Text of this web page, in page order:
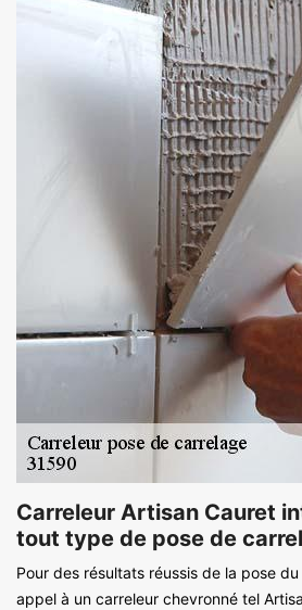
Carreleur Artisan Cauret
tout type de pose de
Pour des résultats réussis de la pose
appel à un carreleur chevronné tel